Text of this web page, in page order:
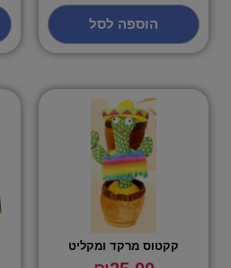
הוספה לסל
קקטוס מרקד ומקליט